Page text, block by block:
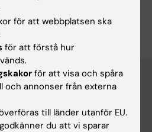
för att webbplatsen ska
för att förstå hur
för att visa och spåra
och annonser från externa
till länder utanför EU.
du att vi sparar